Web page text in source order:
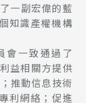
一副宏偉的藍
知識產權機構
一致通過了
益相關方提供
推動信息技術
利網絡；促進